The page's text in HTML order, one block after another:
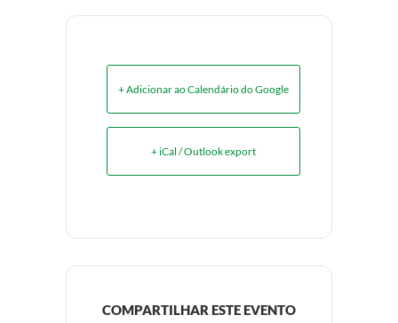
+ Adicionar ao Calendário do Google
+ iCal / Outlook export
COMPARTILHAR ESTE EVENTO